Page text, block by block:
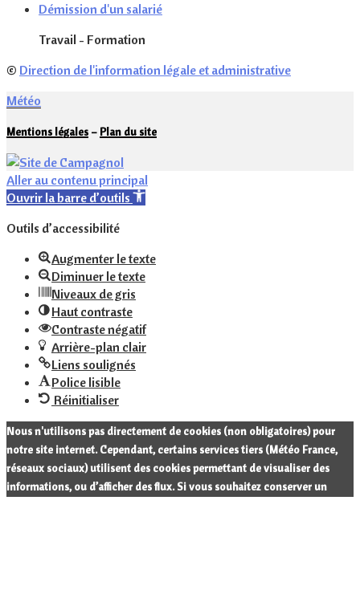
Démission d'un salarié
Travail - Formation
© Direction de l'information légale et administrative
Météo
Mentions légales – Plan du site
Aller au contenu principal
Ouvrir la barre d’outils
Outils d’accessibilité
Augmenter le texte
Diminuer le texte
Niveaux de gris
Haut contraste
Contraste négatif
Arrière-plan clair
Liens soulignés
Police lisible
Réinitialiser
Nous n'utilisons pas directement de cookies (non obligatoires) pour
notre site internet. Cependant, certains services tiers (Météo France,
réseaux sociaux) utilisent des cookies permettant de visualiser des
informations, ou d’afficher des flux. Si vous souhaitez conserver un